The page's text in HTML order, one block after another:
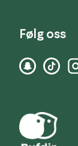
Følg oss